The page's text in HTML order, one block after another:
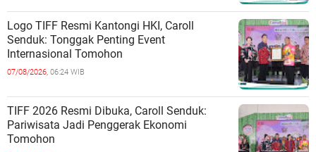
Logo TIFF Resmi Kantongi HKI, Caroll
Senduk: Tonggak Penting Event
Internasional Tomohon
07/08/2026, 06:24 WIB
TIFF 2026 Resmi Dibuka, Caroll Senduk:
Pariwisata Jadi Penggerak Ekonomi
Tomohon